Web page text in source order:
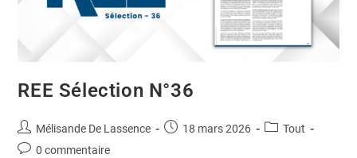
REE Sélection N°36
Mélisande De Lassence 18 mars 2026
Tout
0 commentaire